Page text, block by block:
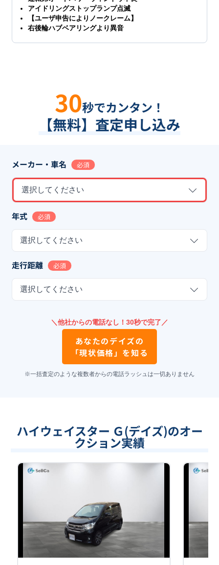
アイドリングストップランプ点滅
【ユーザ申告によりノークレーム】
右後輪ハブベアリングより異音
30秒でカンタン！
【無料】査定申し込み
メーカー・車名 必須
選択してください
年式 必須
選択してください
走行距離 必須
選択してください
＼他社からの電話なし！30秒で完了／
あなたのデイズの
「現状価格」を知る
※一括査定のような複数者からの電話ラッシュは一切ありません
ハイウェイスター Ｇ(デイズ)のオー
クション実績